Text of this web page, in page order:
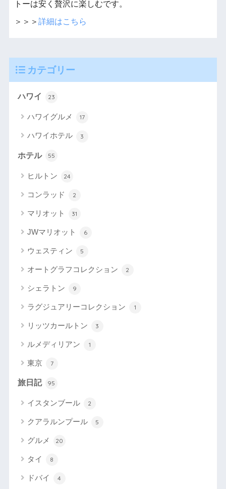
トーは安く贅沢に楽しむです。
＞＞＞ 詳細はこちら
カテゴリー
ハワイ 23
ハワイグルメ 17
ハワイホテル 3
ホテル 55
ヒルトン 24
コンラッド 2
マリオット 31
JWマリオット 6
ウェスティン 5
オートグラフコレクション 2
シェラトン 9
ラグジュアリーコレクション 1
リッツカールトン 3
ルメディリアン 1
東京 7
旅日記 95
イスタンブール 2
クアラルンプール 5
グルメ 20
タイ 8
ドバイ 4